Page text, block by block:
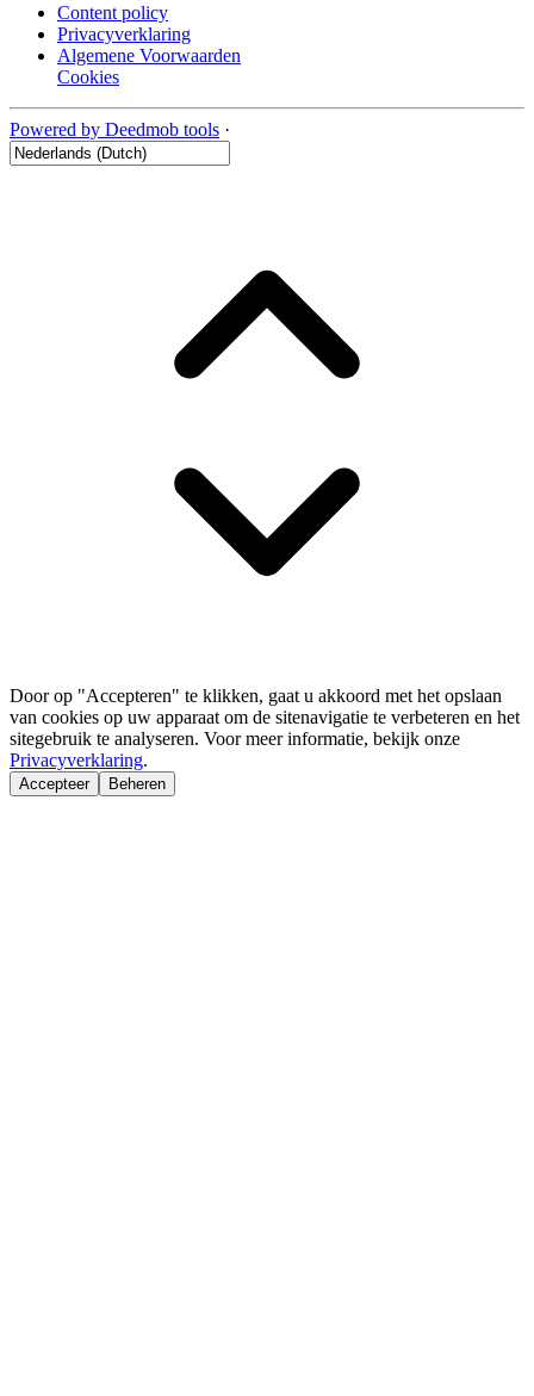
Content policy
Privacyverklaring
Algemene Voorwaarden
Cookies
Powered by Deedmob tools ·
Door op "Accepteren" te klikken, gaat u akkoord met het opslaan
van cookies op uw apparaat om de sitenavigatie te verbeteren en het
sitegebruik te analyseren. Voor meer informatie, bekijk onze
Privacyverklaring.
Accepteer Beheren